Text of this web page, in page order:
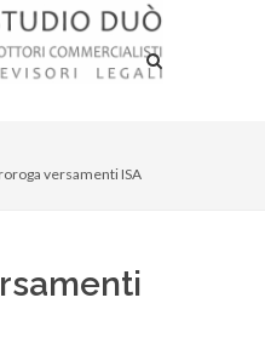
versamenti ISA